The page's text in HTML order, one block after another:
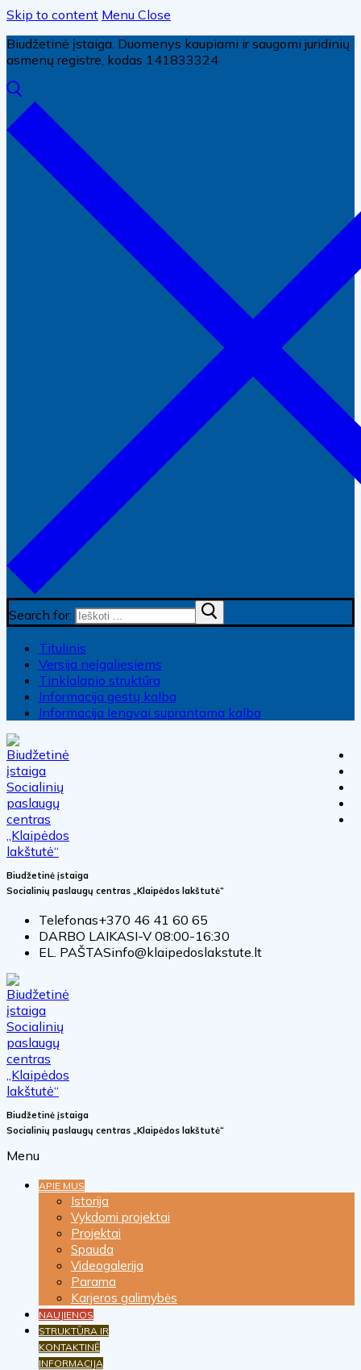
Skip to content Menu Close
Biudžetinė įstaiga. Duomenys kaupiami ir saugomi juridinių
asmenų registre, kodas 141833324
Search for:
Titulinis
Versija neįgaliesiems
Tinklalapio struktūra
Informacija gestų kalba
Informacija lengvai suprantama kalba
Biudžetinė įstaiga
Socialinių paslaugų centras „Klaipėdos lakštutė“
Telefonas+370 46 41 60 65
DARBO LAIKASI-V 08:00-16:30
EL. PAŠTASinfo@klaipedoslakstute.lt
Biudžetinė įstaiga
Socialinių paslaugų centras „Klaipėdos lakštutė“
Menu
APIE MUS
Istorija
Vykdomi projektai
Projektai
Spauda
Videogalerija
Parama
Karjeros galimybės
NAUJIENOS
STRUKTŪRA IR
KONTAKTINĖ
INFORMACIJA